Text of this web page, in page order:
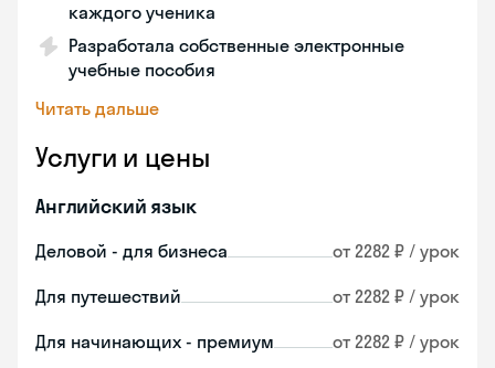
каждого ученика
Разработала собственные электронные
учебные пособия
Читать дальше
Услуги и цены
Английский язык
Деловой - для бизнеса от 2282 ₽ / урок
Для путешествий от 2282 ₽ / урок
Для начинающих - премиум от 2282 ₽ / урок